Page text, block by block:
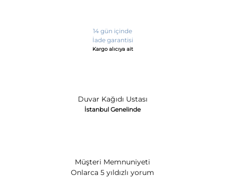
14 gün içinde
İade garantisi
Kargo alıcıya ait
Duvar Kağıdı Ustası
İstanbul Genelinde
Müşteri Memnuniyeti
Onlarca 5 yıldızlı yorum